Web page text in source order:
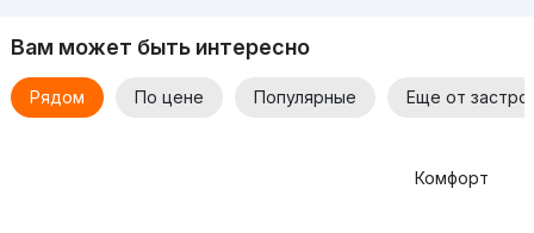
Вам может быть интересно
Рядом По цене Популярные Еще от
Комфорт